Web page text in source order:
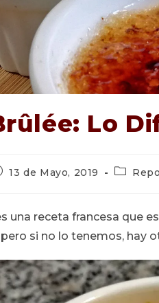
Lo
13 de Mayo, 2019
una receta francesa que
si no lo tenemos, hay